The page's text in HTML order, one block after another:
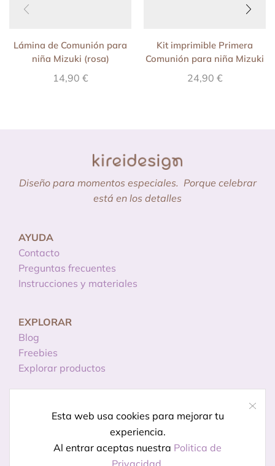
Lámina de Comunión para
niña Mizuki (rosa)
14,90 €
Kit imprimible Primera
Comunión para niña Mizuki
(Rosa)
24,90 €
Esta web usa cookies para mejorar tu
experiencia.
Al entrar aceptas nuestra Politica de
Diseño para momentos especiales. Porque celebrar
está en los detalles
AYUDA
Contacto
Preguntas frecuentes
Instrucciones y materiales
EXPLORAR
Blog
Freebies
Explorar productos
Licencias de uso
Política de privacidad
Aviso legal